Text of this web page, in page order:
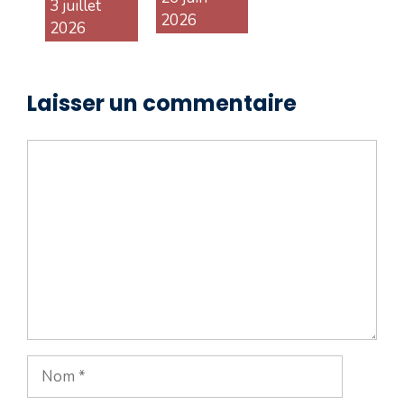
3 juillet
2026
2026
Laisser un commentaire
Nom